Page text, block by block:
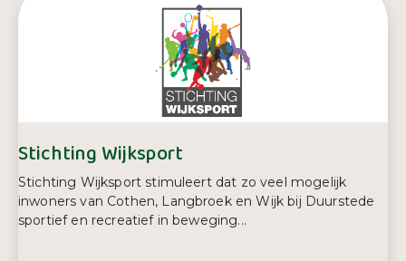
Stichting Wijksport
Stichting Wijksport stimuleert dat zo veel mogelijk
inwoners van Cothen, Langbroek en Wijk bij Duurstede
sportief en recreatief in beweging...